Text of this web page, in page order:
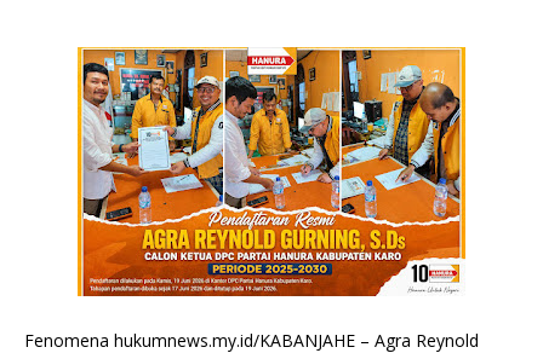
Fenomena hukumnews.my.id/KABANJAHE – Agra Reynold